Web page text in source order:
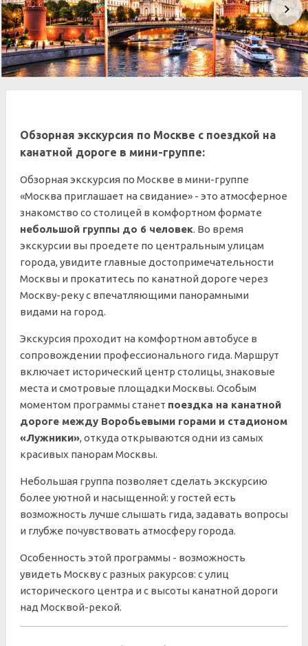
Обзорная экскурсия по Москве с поездкой на
канатной дороге в мини-группе:
Обзорная экскурсия по Москве в мини-группе
«Москва приглашает на свидание» - это атмосферное
знакомство со столицей в комфортном формате
небольшой группы до 6 человек. Во время
экскурсии вы проедете по центральным улицам
города, увидите главные достопримечательности
Москвы и прокатитесь по канатной дороге через
Москву-реку с впечатляющими панорамными
видами на город.
Экскурсия проходит на комфортном автобусе в
сопровождении профессионального гида. Маршрут
включает исторический центр столицы, знаковые
места и смотровые площадки Москвы. Особым
моментом программы станет поездка на канатной
дороге между Воробьевыми горами и стадионом
«Лужники», откуда открываются одни из самых
красивых панорам Москвы.
Небольшая группа позволяет сделать экскурсию
более уютной и насыщенной: у гостей есть
возможность лучше слышать гида, задавать вопросы
и глубже почувствовать атмосферу города.
Особенность этой программы - возможность
увидеть Москву с разных ракурсов: с улиц
исторического центра и с высоты канатной дороги
над Москвой-рекой.